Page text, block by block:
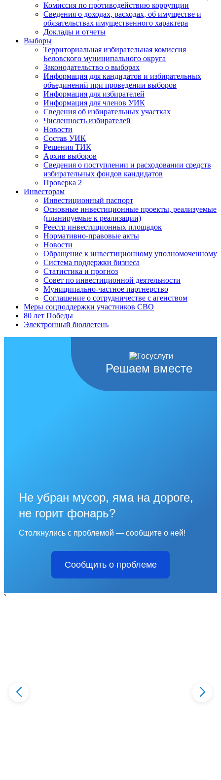
Комиссия по противодействию коррупции
Сведения о доходах, расходах, об имуществе и
обязательствах имущественного характера
Доклады и отчеты
Выборы
Территориальная избирательная комиссия
Беловского муниципального округа
Законодательство о выборах
Информация для кандидатов и избирательных
объединений при проведении выборов
Информация для избирателей
Информация для членов УИК
Сведения об избирательных участках
Численность избирателей
Новости
Состав УИК
Решения ТИК
Архив выборов
Сведения о поступлении и расходовании средств
избирательных фондов кандидатов
Проверка 2
Инвесторам
Инвестиционный паспорт
Основные инвестиционные проекты, реализуемые
(планируемые к реализации)
Реестр инвестиционных площадок
Нормативно-правовые акты
Новости
Обращение к инвестиционному уполномоченному
Система поддержки бизнеса
Статистика и прогноз
Совет по инвестиционной деятельности
Муниципально-частное партнерство
Соглашение о сотрудничестве с агенством
Меры соцподдержки участников СВО
80 лет Победы
Электронный бюллетень
Решаем вместе
Не убран мусор, яма на дороге,
не горит фонарь?
Столкнулись с проблемой — сообщите о ней!
Сообщить о проблеме
`